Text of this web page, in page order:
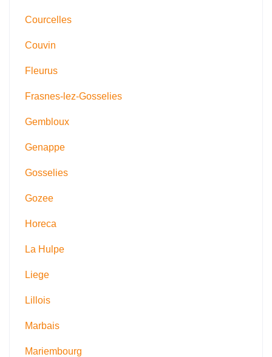
Courcelles
Couvin
Fleurus
Frasnes-lez-Gosselies
Gembloux
Genappe
Gosselies
Gozee
Horeca
La Hulpe
Liege
Lillois
Marbais
Mariembourg